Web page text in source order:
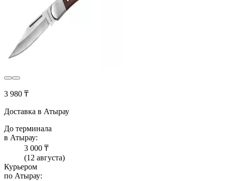
3 980 ₸
Доставка в Атырау
До терминала
в Атырау:
3 000 ₸
(12 августа)
Курьером
по Атырау: